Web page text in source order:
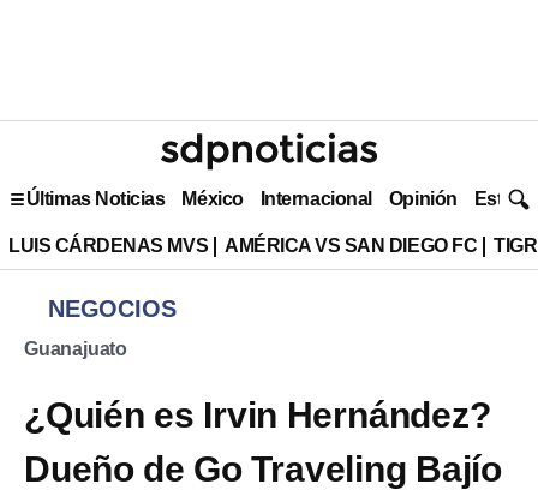
Últimas Noticias México Internacional Opinión Estilo
LUIS CÁRDENAS MVS AMÉRICA VS SAN DIEGO FC
NEGOCIOS
Guanajuato
¿Quién es Irvin Hernández?
Dueño de Go Traveling Bajío